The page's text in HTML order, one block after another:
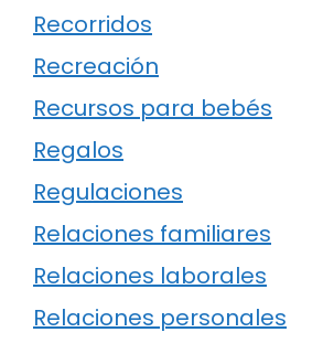
Recorridos
Recreación
Recursos para bebés
Regalos
Regulaciones
Relaciones familiares
Relaciones laborales
Relaciones personales